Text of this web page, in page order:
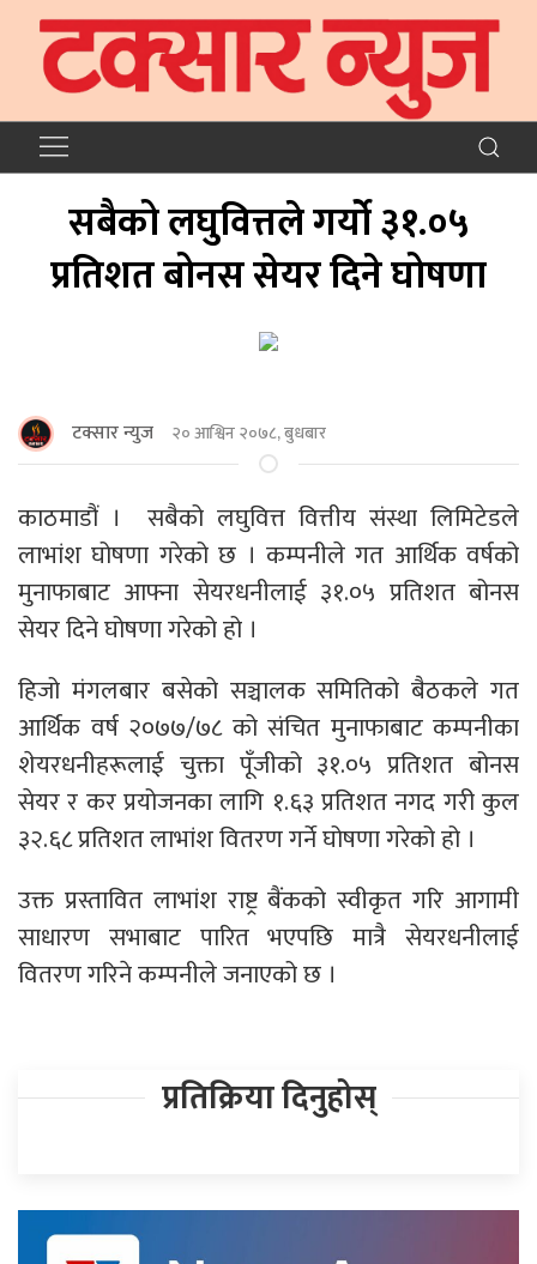
सबैको लघुवित्तले गर्यो ३१.०५
प्रतिशत बोनस सेयर दिने घोषणा
टक्सार न्युज २० आश्विन २०७८, बुधबार
काठमाडौं । सबैको लघुवित्त वित्तीय संस्था लिमिटेडले
लाभांश घोषणा गरेको छ । कम्पनीले गत आर्थिक वर्षको
मुनाफाबाट आफ्ना सेयरधनीलाई ३१.०५ प्रतिशत बोनस
सेयर दिने घोषणा गरेको हो ।
हिजो मंगलबार बसेको सञ्चालक समितिको बैठकले गत
आर्थिक वर्ष २०७७/७८ को संचित मुनाफाबाट कम्पनीका
शेयरधनीहरूलाई चुक्ता पूँजीको ३१.०५ प्रतिशत बोनस
सेयर र कर प्रयोजनका लागि १.६३ प्रतिशत नगद गरी कुल
३२.६८ प्रतिशत लाभांश वितरण गर्ने घोषणा गरेको हो ।
उक्त प्रस्तावित लाभांश राष्ट्र बैंकको स्वीकृत गरि आगामी
साधारण सभाबाट पारित भएपछि मात्रै सेयरधनीलाई
वितरण गरिने कम्पनीले जनाएको छ ।
प्रतिक्रिया दिनुहोस्